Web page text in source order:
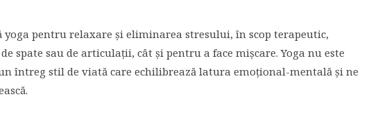
pentru relaxare și eliminarea stresului, în scop terapeutic,
spate sau de articulații, cât și pentru a face mișcare. Yoga nu este
întreg stil de viată care echilibrează latura emoțional-mentală și ne